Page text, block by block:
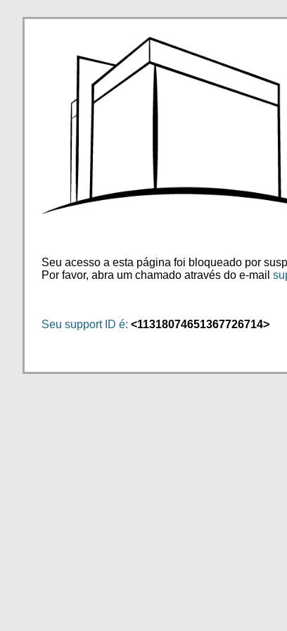
Seu acesso a esta página foi bloqueado por
Por favor, abra um chamado através do e-mail
Seu support ID é: <11318074651367726714>